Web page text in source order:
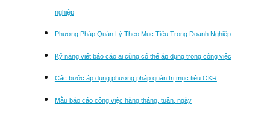
nghiệp
Phương Pháp Quản Lý Theo Mục Tiêu Trong Doanh Nghiệp
Kỹ năng viết báo cáo ai cũng có thể áp dụng trong công việc
Các bước áp dụng phương pháp quản trị mục tiêu OKR
Mẫu báo cáo công việc hàng tháng, tuần, ngày